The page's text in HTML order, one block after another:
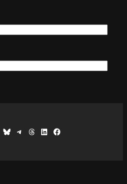
Auf Bluesky teilenAuf Telegram teilenAuf Threads teilenAuf LinkedIn teilenAuf Facebook teilen